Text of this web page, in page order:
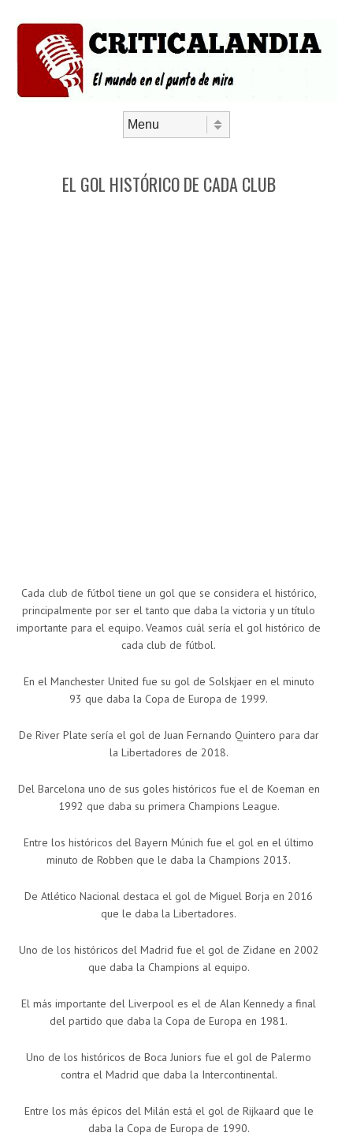
EL GOL HISTÓRICO DE CADA CLUB
Cada club de fútbol tiene un gol que se considera el histórico,
principalmente por ser el tanto que daba la victoria y un título
importante para el equipo. Veamos cuál sería el gol histórico de
cada club de fútbol.
En el Manchester United fue su gol de Solskjaer en el minuto
93 que daba la Copa de Europa de 1999.
De River Plate sería el gol de Juan Fernando Quintero para dar
la Libertadores de 2018.
Del Barcelona uno de sus goles históricos fue el de Koeman en
1992 que daba su primera Champions League.
Entre los históricos del Bayern Múnich fue el gol en el último
minuto de Robben que le daba la Champions 2013.
De Atlético Nacional destaca el gol de Miguel Borja en 2016
que le daba la Libertadores.
Uno de los históricos del Madrid fue el gol de Zidane en 2002
que daba la Champions al equipo.
El más importante del Liverpool es el de Alan Kennedy a final
del partido que daba la Copa de Europa en 1981.
Uno de los históricos de Boca Juniors fue el gol de Palermo
contra el Madrid que daba la Intercontinental.
Entre los más épicos del Milán está el gol de Rijkaard que le
daba la Copa de Europa de 1990.